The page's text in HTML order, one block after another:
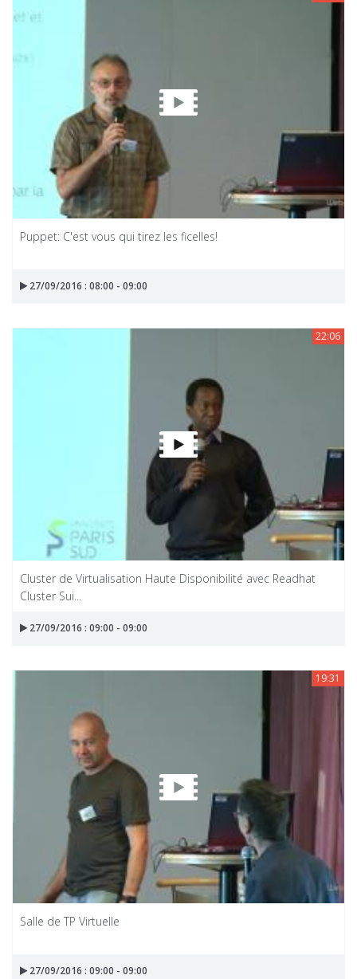
Puppet: C'est vous qui tirez les ficelles!
27/09/2016 : 08:00 - 09:00
22:06
Cluster de Virtualisation Haute Disponibilité avec Readhat
Cluster Sui...
27/09/2016 : 09:00 - 09:00
19:31
Salle de TP Virtuelle
27/09/2016 : 09:00 - 09:00